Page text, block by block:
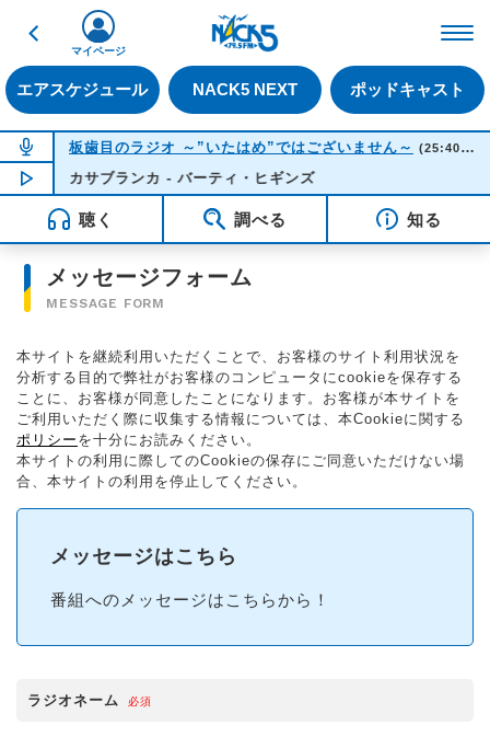
戻る
エアスケジュール NACK5 NEXT ポッドキャスト
マイページ
NOW ON AIR
板歯目のラジオ ～”いたはめ”ではございません～ (25:40-26:00)
NOW PLAYING 01:46
カサブランカ - バーティ・ヒギンズ
聴く 調べる 知る
メッセージフォーム
MESSAGE FORM
本サイトを継続利用いただくことで、お客様のサイト利用状況を
分析する目的で弊社がお客様のコンピュータにcookieを保存する
ことに、お客様が同意したことになります。お客様が本サイトを
ご利用いただく際に収集する情報については、本Cookieに関する
ポリシー を十分にお読みください。
本サイトの利用に際してのCookieの保存にご同意いただけない場
合、本サイトの利用を停止してください。
メッセージはこちら
番組へのメッセージはこちらから！
ラジオネーム 必須